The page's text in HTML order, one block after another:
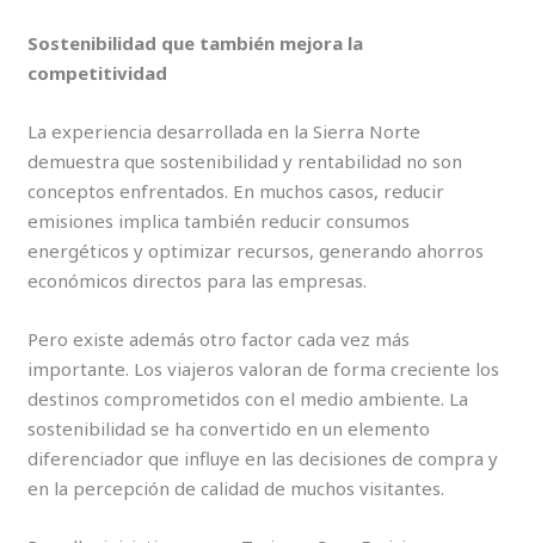
Sostenibilidad que también mejora la
competitividad
La experiencia desarrollada en la Sierra Norte
demuestra que sostenibilidad y rentabilidad no son
conceptos enfrentados. En muchos casos, reducir
emisiones implica también reducir consumos
energéticos y optimizar recursos, generando ahorros
económicos directos para las empresas.
Pero existe además otro factor cada vez más
importante. Los viajeros valoran de forma creciente los
destinos comprometidos con el medio ambiente. La
sostenibilidad se ha convertido en un elemento
diferenciador que influye en las decisiones de compra y
en la percepción de calidad de muchos visitantes.